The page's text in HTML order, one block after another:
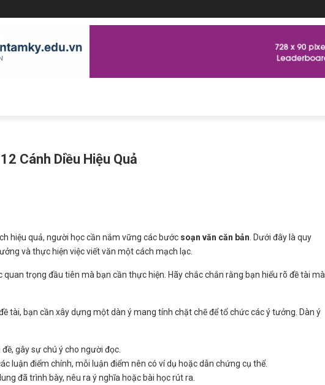
Cánh Diều Hiệu Quả
hiệu quả, người học cần nắm vững các bước soạn văn căn bản . Dưới đây là quy
và thực hiện việc viết văn một cách mạch lạc.
quan trọng đầu tiên mà bạn cần thực hiện. Hãy chắc chắn rằng bạn hiểu rõ đề tài mà
tài, bạn cần xây dựng một dàn ý mang tính chặt chẽ để tổ chức các ý tưởng. Dàn ý
đề, gây sự chú ý cho người đọc.
luận điểm chính, mỗi luận điểm nên có ví dụ hoặc dẫn chứng cụ thể.
đã trình bày, nêu ra ý nghĩa hoặc bài học rút ra.